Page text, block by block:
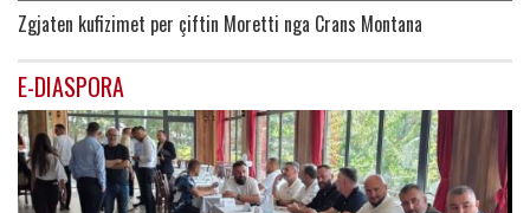
Zgjaten kufizimet per çiftin Moretti nga Crans Montana
E-DIASPORA